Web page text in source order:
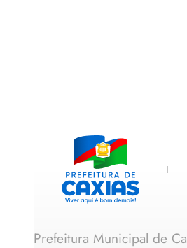
Prefeitura Municipal de